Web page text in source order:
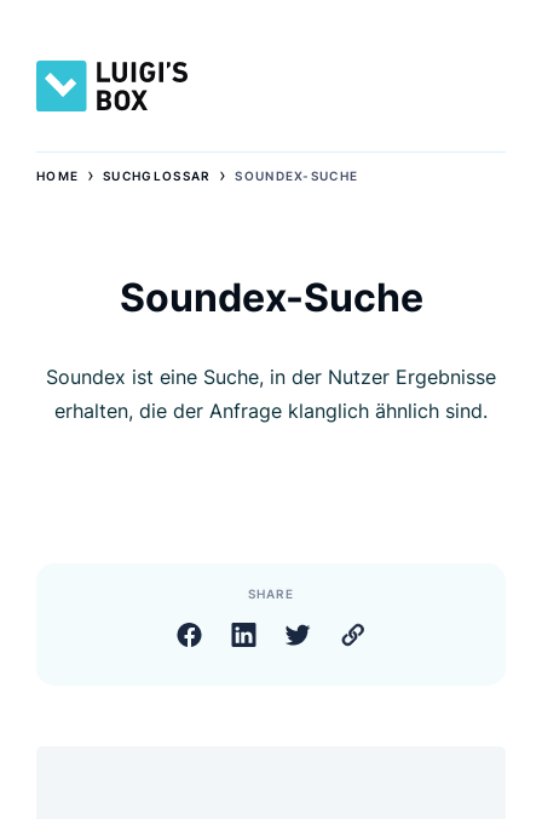
HOME ›SUCHGLOSSAR ›SOUNDEX-SUCHE
Soundex-Suche
Soundex ist eine Suche, in der Nutzer Ergebnisse
erhalten, die der Anfrage klanglich ähnlich sind.
SHARE